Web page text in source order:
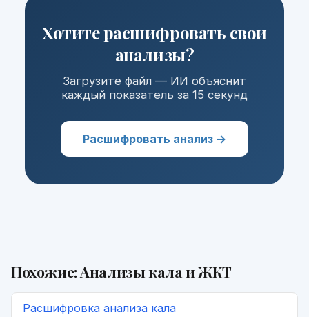
Хотите расшифровать свои
анализы?
Загрузите файл — ИИ объяснит
каждый показатель за 15 секунд
Расшифровать анализ →
Похожие: Анализы кала и ЖКТ
Расшифровка анализа кала